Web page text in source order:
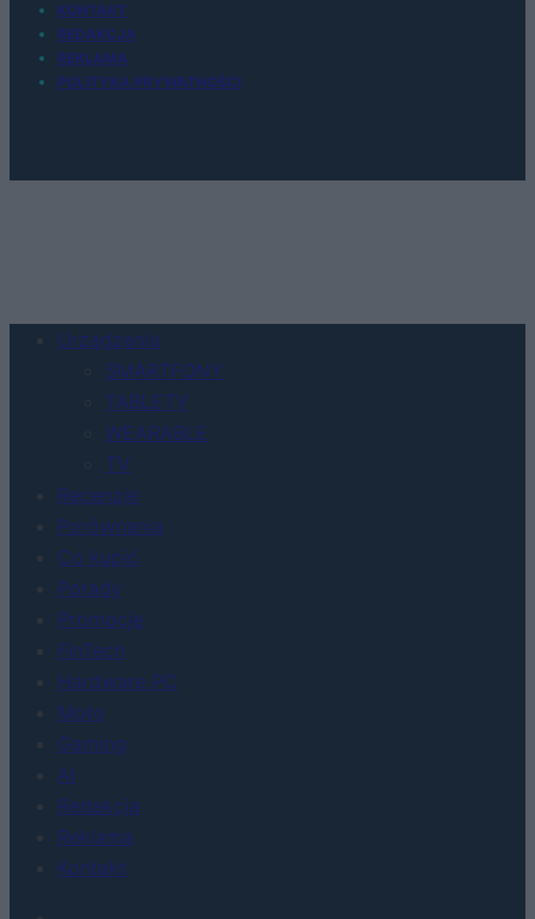
KONTAKT
REDAKCJA
REKLAMA
POLITYKA PRYWATNOŚCI
Urządzenia
SMARTFONY
TABLETY
WEARABLE
TV
Recenzje
Porównania
Co kupić
Porady
Promocje
FinTech
Hardware PC
Moto
Gaming
AI
Redakcja
Reklama
Kontakt